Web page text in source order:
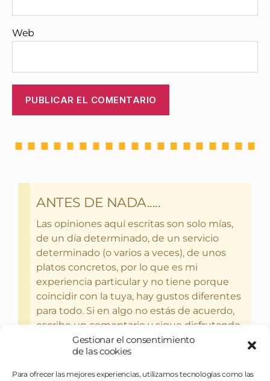
Gestionar el consentimiento
de las cookies
Para ofrecer las mejores experiencias, utilizamos tecnologías como las
Web
ANTES DE NADA.....
Las opiniones aquí escritas son solo mías,
de un día determinado, de un servicio
determinado (o varios a veces), de unos
platos concretos, por lo que es mi
experiencia particular y no tiene porque
coincidir con la tuya, hay gustos diferentes
para todo. Si en algo no estás de acuerdo,
escribe un comentario y sigue disfrutando
del bebercio y el glotoneo.